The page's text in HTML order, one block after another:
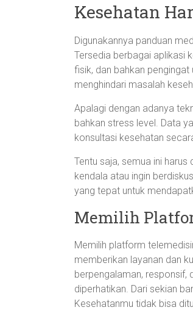
Kesehatan
Digunakannya panduan
Tersedia berbagai aplikasi
fisik, dan bahkan
menghindari masalah
Apalagi dengan adanya
bahkan stress level. Data
konsultasi kesehatan
Tentu saja, semua ini
kendala atau ingin
yang tepat untuk
Memilih
Memilih platform
memberikan layanan dan
berpengalaman, responsif,
diperhatikan. Dari sekian
Kesehatanmu tidak bisa